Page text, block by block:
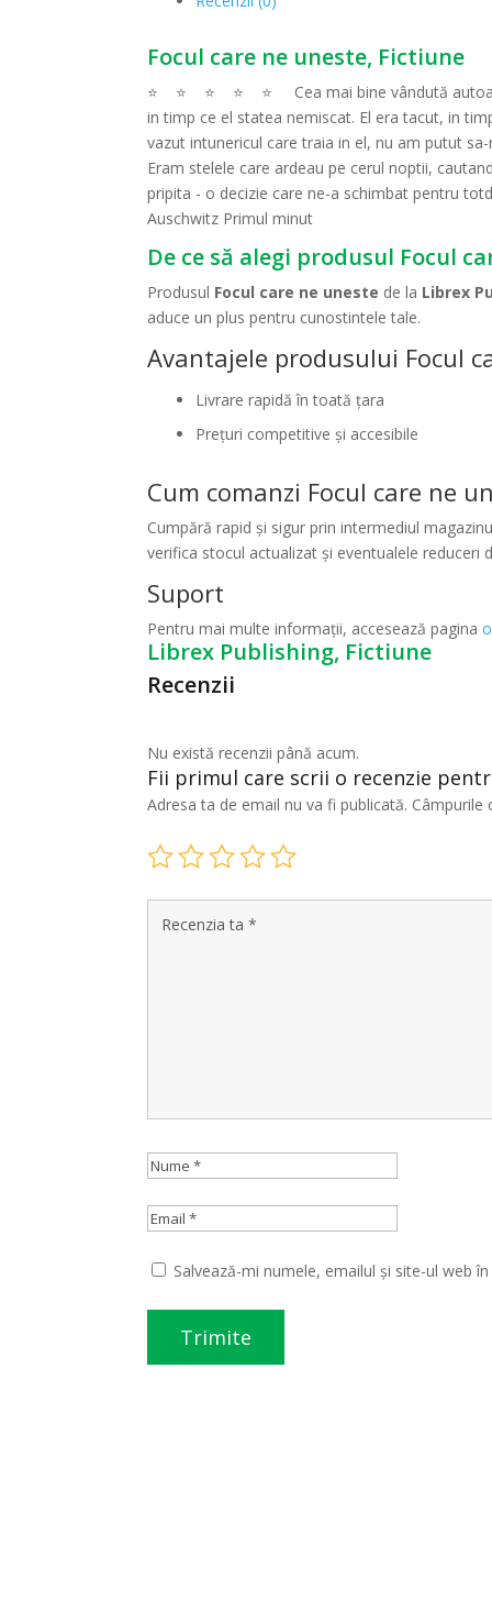
Focul care ne uneste, Fictiune
⭐ ️ ⭐ ️ ⭐ ️ ⭐ ️ ⭐ ️ Cea mai bine vândută
in timp ce el statea nemiscat. El era tacut, in
vazut intunericul care traia in el, nu am putut
Eram stelele care ardeau pe cerul noptii,
pripita - o decizie care ne-a schimbat pentru
Auschwitz Primul minut
De ce să alegi produsul Focul
Produsul Focul care ne uneste de la Librex
aduce un plus pentru cunostintele tale.
Avantajele produsului Focul
Livrare rapidă în toată țara
Prețuri competitive și accesibile
Cum comanzi Focul care ne
Cumpără rapid și sigur prin intermediul
verifica stocul actualizat și eventualele reduceri
Suport
Pentru mai multe informații, accesează pagina
Librex Publishing, Fictiune
Recenzii
Nu există recenzii până acum.
Fii primul care scrii o recenzie
Adresa ta de email nu va fi publicată.
Salvează-mi numele, emailul și site-ul web